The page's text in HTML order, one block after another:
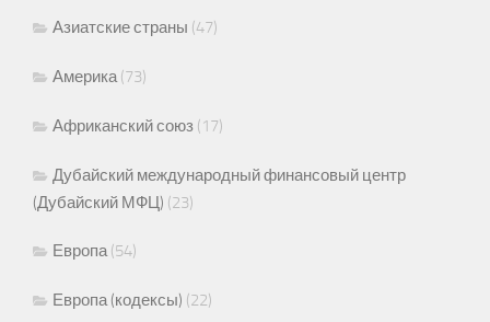
Азиатские страны (47)
Америка(73)
Африканский союз (17)
Дубайский международный финансовый центр
(Дубайский МФЦ) (23)
Европа(54)
Европа (кодексы) (22)